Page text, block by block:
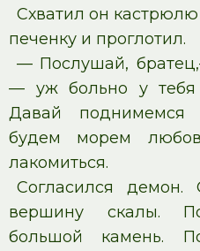
Схватил он
печенку и проглотил.
— Послушай,
— уж больно у тебя
Давай
будем морем
лакомиться.
Согласился демон.
вершину скалы.
большой камень.